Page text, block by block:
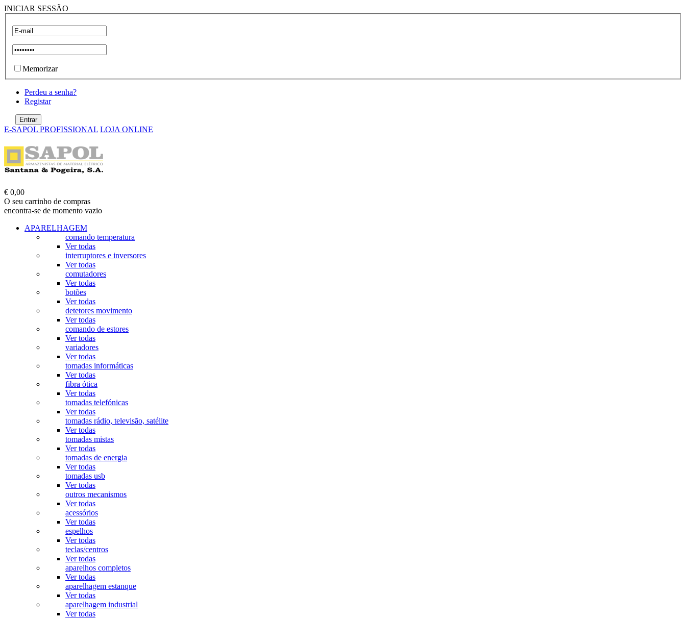
INICIAR SESSÃO
Memorizar
Perdeu a senha?
Registar
E-SAPOL PROFISSIONAL LOJA ONLINE
€ 0,00
O seu carrinho de compras
encontra-se de momento vazio
APARELHAGEM
comando temperatura
Ver todas
interruptores e inversores
Ver todas
comutadores
Ver todas
botões
Ver todas
detetores movimento
Ver todas
comando de estores
Ver todas
variadores
Ver todas
tomadas informáticas
Ver todas
fibra ótica
Ver todas
tomadas telefónicas
Ver todas
tomadas rádio, televisão, satélite
Ver todas
tomadas mistas
Ver todas
tomadas de energia
Ver todas
tomadas usb
Ver todas
outros mecanismos
Ver todas
acessórios
Ver todas
espelhos
Ver todas
teclas/centros
Ver todas
aparelhos completos
Ver todas
aparelhagem estanque
Ver todas
aparelhagem industrial
Ver todas